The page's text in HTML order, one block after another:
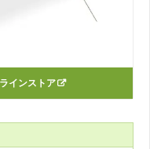
インストア